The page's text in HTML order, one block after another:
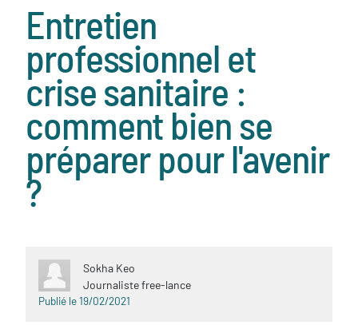
Entretien
professionnel et
crise sanitaire :
comment bien se
préparer pour l'avenir
?
Sokha Keo
Journaliste free-lance
Publié le 19/02/2021